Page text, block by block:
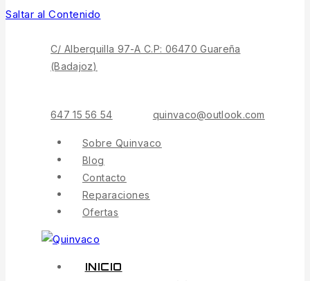
Saltar al Contenido
C/ Alberquilla 97-A C.P: 06470 Guareña
(Badajoz)
647 15 56 54 quinvaco@outlook.com
Sobre Quinvaco
Blog
Contacto
Reparaciones
Ofertas
INICIO